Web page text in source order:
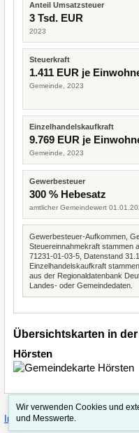
Anteil Umsatzsteuer
3 Tsd. EUR
2023
Steuerkraft
1.411 EUR je
Gemeinde, 2023
Einzelhandelskaufkraft
9.769 EUR je
Gemeinde, 2023
Gewerbesteuer
300 % Hebesatz
amtlicher Gemeindewert
Gewerbesteuer-Aufkommen,
Steuereinnahmekraft stammen
71231-01-03-5, Datenstand
Einzelhandelskaufkraft
aus der Regionaldatenbank
Landes- oder Gemeindedaten.
Übersichtskarten in
Hörsten
Impressum·Straßenindex
Wir verwenden Cookies und
und Messwerte.